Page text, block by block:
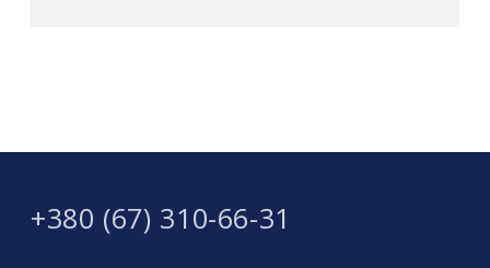
+380 (67) 310-66-31